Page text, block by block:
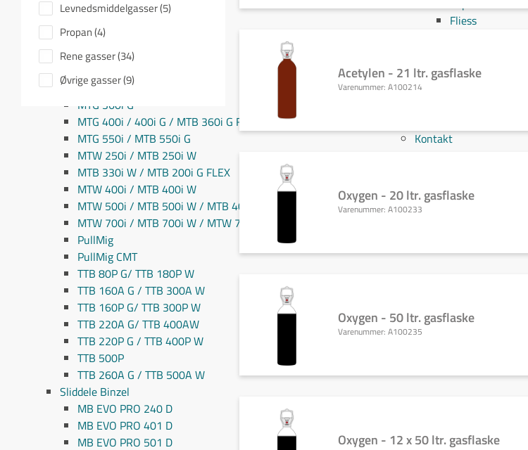
Sliddele Fronius
MTG 2100S
MTG 2500S
MTG 250i / MTB 250i G
MTG 320i / MTB 320i G
MTB 200i / MTB 330i G
MTG 360i G
MTG 400i / 400i G / MTB 360i G FLEX
MTG 550i / MTB 550i G
MTW 250i / MTB 250i W
MTB 330i W / MTB 200i G FLEX
MTW 400i / MTB 400i W
MTW 500i / MTB 500i W / MTB 400i W FLEX
MTW 700i / MTB 700i W / MTW 750i
PullMig
PullMig CMT
TTB 80P G/ TTB 180P W
TTB 160A G / TTB 300A W
TTB 160P G/ TTB 300P W
TTB 220A G/ TTB 400AW
TTB 220P G / TTB 400P W
TTB 500P
TTB 260A G / TTB 500A W
Sliddele Binzel
MB EVO PRO 240 D
MB EVO PRO 401 D
MB EVO PRO 501 D
Fliess
Hypertherm
Kontakt
Levnedsmiddelgasser (5)
Propan (4)
Rene gasser (34)
Øvrige gasser (9)
Acetylen - 21 ltr. gasflaske
Varenummer: A100214
Oxygen - 20 ltr. gasflaske
Varenummer: A100233
Oxygen - 50 ltr. gasflaske
Varenummer: A100235
Oxygen - 12 x 50 ltr. gasflaske